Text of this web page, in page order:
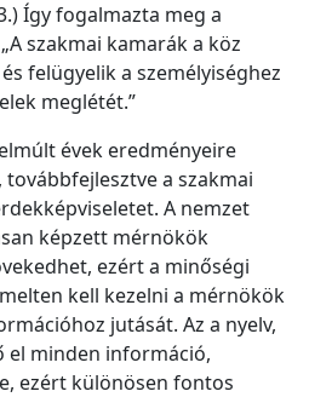
Így fogalmazta meg a
szakmai kamarák a köz
felügyelik a személyiséghez
meglétét.”
évek eredményeire
a szakmai
A nemzet
képzett mérnökök
ezért a minőségi
kell kezelni a mérnökök
jutását. Az a nyelv,
el minden információ,
ezért különösen fontos